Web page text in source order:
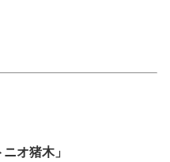
オ猪木」